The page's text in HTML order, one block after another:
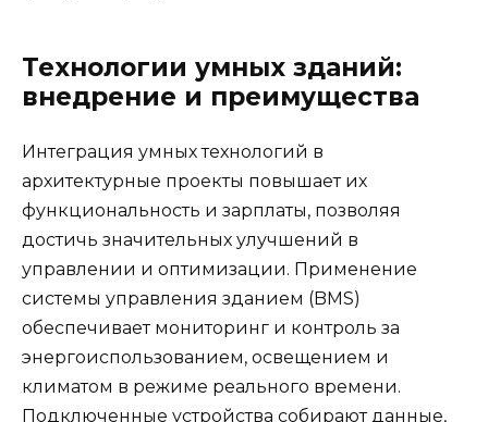
Технологии умных зданий:
внедрение и преимущества
Интеграция умных технологий в
архитектурные проекты повышает их
функциональность и зарплаты, позволяя
достичь значительных улучшений в
управлении и оптимизации. Применение
системы управления зданием (BMS)
обеспечивает мониторинг и контроль за
энергоиспользованием, освещением и
климатом в режиме реального времени.
Подключенные устройства собирают данные,